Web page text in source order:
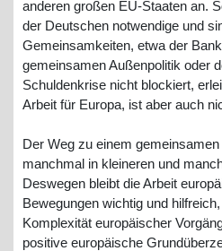
anderen großen EU-Staaten an.
der Deutschen notwendige und
Gemeinsamkeiten, etwa der
gemeinsamen Außenpolitik oder
Schuldenkrise nicht blockiert,
Arbeit für Europa, ist aber auch
Der Weg zu einem
manchmal in kleineren und
Deswegen bleibt die Arbeit
Bewegungen wichtig und
Komplexität europäischer
positive europäische